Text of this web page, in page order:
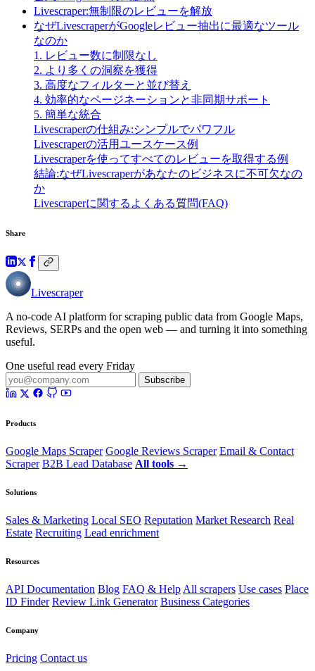
Livescraper:無制限のレビューを解放
なぜLivescraperがGoogleレビュー抽出に最適なツール
なのか
1. レビュー数に制限なし
2. より多くの洞察を獲得
3. 高度なフィルターと並び替え
4. 効率的なページネーションと非同期サポート
5. 簡単な統合
Livescraperの仕組み:シンプルでパワフル
Livescraperの活用ユースケース例
Livescraperを使ってすべてのレビューを取得する例
結論:なぜLivescraperがあなたのビジネスに不可欠なの
か
Livescraperに関するよくある質問(FAQ)
Share
Livescraper
A no-code AI platform for scraping public data from Google Maps,
Reviews, SERPs and the open web — and turning it into something
useful.
One useful read every Friday
Subscribe
Products
Google Maps Scraper Google Reviews Scraper Email & Contact
Scraper B2B Lead Database All tools →
Solutions
Sales & Marketing Local SEO Reputation Market Research Real
Estate Recruiting Lead enrichment
Resources
API Documentation Blog FAQ & Help All scrapers Use cases Place
ID Finder Review Link Generator Business Categories
Company
Pricing Contact us